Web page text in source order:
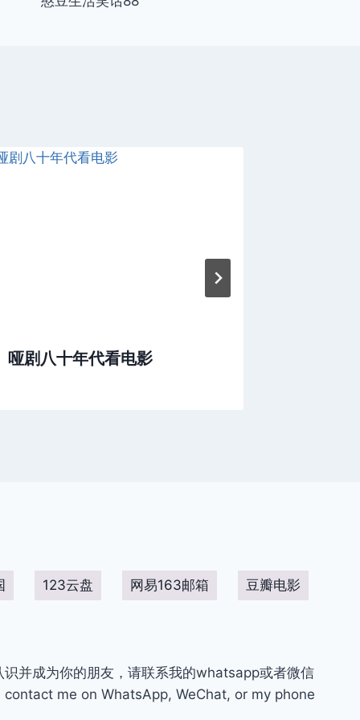
哑剧八十年代看电影
123云盘 网易163邮箱 豆瓣电影
并成为你的朋友，请联系我的whatsapp或者微信
me on WhatsApp, WeChat, or my phone